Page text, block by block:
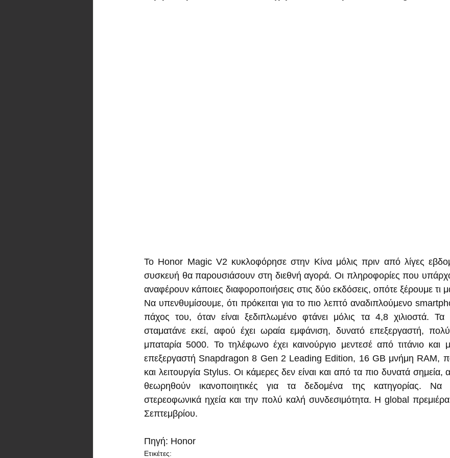
Το Honor Magic V2 κυκλοφόρησε στην Κίνα μόλις πριν από λίγες
συσκευή θα παρουσιάσουν στη διεθνή αγορά. Οι πληροφορίες που
αναφέρουν κάποιες διαφοροποιήσεις στις δύο εκδόσεις, οπότε ξέρουμε τι
Να υπενθυμίσουμε, ότι πρόκειται για το πιο λεπτό αναδιπλούμενο
πάχος του, όταν είναι ξεδιπλωμένο φτάνει μόλις τα 4,8 χιλιοστά. Τα
σταματάνε εκεί, αφού έχει ωραία εμφάνιση, δυνατό επεξεργαστή,
μπαταρία 5000. Το τηλέφωνο έχει καινούργιο μεντεσέ από τιτάνιο και
επεξεργαστή Snapdragon 8 Gen 2 Leading Edition, 16 GB μνήμη RAM,
και λειτουργία Stylus. Οι κάμερες δεν είναι και από τα πιο δυνατά
θεωρηθούν ικανοποιητικές για τα δεδομένα της κατηγορίας. Να
στερεοφωνικά ηχεία και την πολύ καλή συνδεσιμότητα. Η global
Σεπτεμβρίου.
Πηγή: Honor
Ετικέτες: